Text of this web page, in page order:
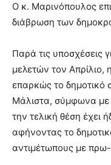
Ο κ. Μαρινόπουλος
διάβρωση των
Παρά τις υποσχέσεις
μελετών τον
επαρκώς το δημοτικό
Μάλιστα, σύμφωνα με
την τελική θέση έχει
αφήνοντας το
αντιμέτωπους με